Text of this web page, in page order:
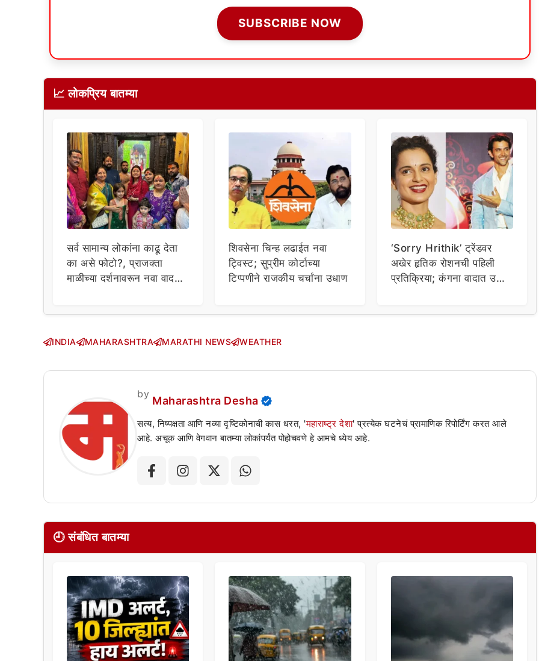
SUBSCRIBE NOW
📈 लोकप्रिय बातम्या
सर्व सामान्य लोकांना काढू देता
का असे फोटो?, प्राजक्ता
माळीच्या दर्शनावरून नवा वाद;
शिवसेना चिन्ह लढाईत नवा
ट्विस्ट; सुप्रीम कोर्टाच्या
टिप्पणीने राजकीय चर्चांना उधाण
‘Sorry Hrithik’ ट्रेंडवर
अखेर हृतिक रोशनची पहिली
प्रतिक्रिया; कंगना वादात उडी
INDIA MAHARASHTRA MARATHI NEWS WEATHER
by
Maharashtra Desha
सत्य, निष्पक्षता आणि नव्या दृष्टिकोनाची कास धरत, 'महाराष्ट्र देशा' प्रत्येक घटनेचं प्रामाणिक रिपोर्टिंग करत आले
आहे. अचूक आणि वेगवान बातम्या लोकांपर्यंत पोहोचवणे हे आमचे ध्येय आहे.
🕘 संबंधित बातम्या